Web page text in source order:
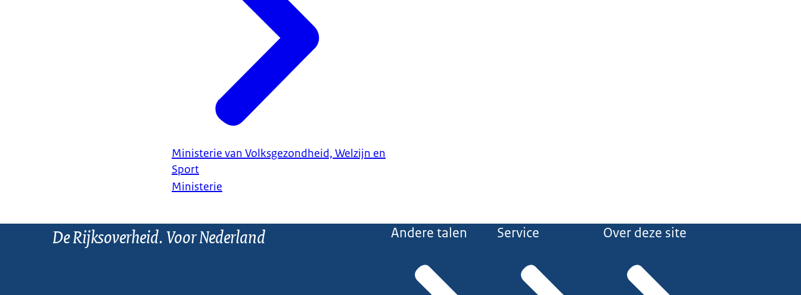
Ministerie van Volksgezondheid, Welzijn en
Sport
Ministerie
De Rijksoverheid. Voor Nederland Andere talen Service Over deze site